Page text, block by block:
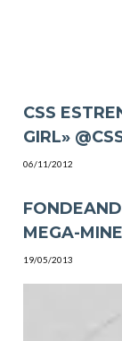
CSS
GIRL»
06/11/2012
MEGA-
19/05/2013